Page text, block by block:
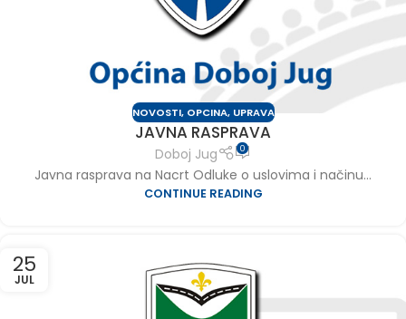
NOVOSTI, OPCINA, UPRAVA
JAVNA RASPRAVA
Doboj Jug 0
Javna rasprava na Nacrt Odluke o uslovima i načinu...
CONTINUE READING
25
JUL